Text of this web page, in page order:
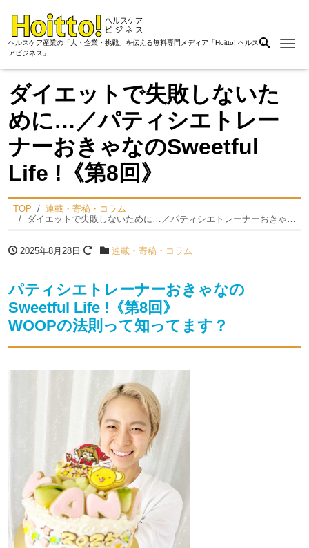
ヘルスケア産業の「人・企業・挑戦」を伝える無料専門メディア「Hoitto! ヘルスケ
アビジネス」
ダイエットで失敗しないた
めに…／パティシエトレー
ナーおきゃなのSweetful
Life !《第8回》
TOP
連載・寄稿・コラム
ダイエットで失敗しないために…／パティシエトレーナーおきゃなのSweetful Life !《第8回》
2025年8月28日 連載・寄稿・コラム
パティシエトレーナーおきゃなの
Sweetful Life !《第8回》
WOOPの法則って知ってます？